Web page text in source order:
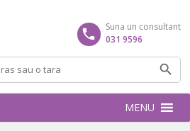
Suna un consultant
031 9596
MENU